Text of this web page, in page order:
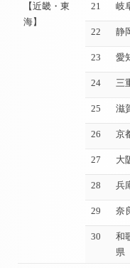
【近畿・東
海】
21 岐
22 静
23 愛
24 三
25 滋
26 京
27 大
28 兵
29 奈
30
和
県